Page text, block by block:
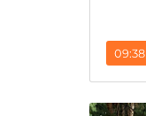
09:38